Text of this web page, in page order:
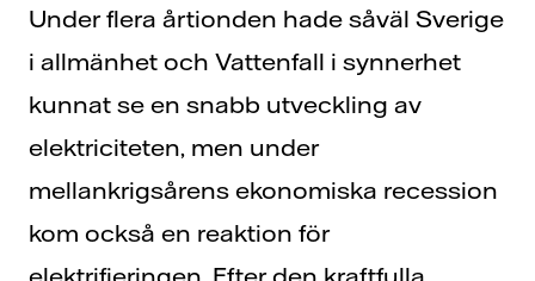
Under flera årtionden hade såväl Sverige
i allmänhet och Vattenfall i synnerhet
kunnat se en snabb utveckling av
elektriciteten, men under
mellankrigsårens ekonomiska recession
kom också en reaktion för